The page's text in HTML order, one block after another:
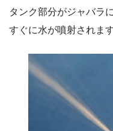
タンク部分がジャバラ
すぐに水が噴射されます